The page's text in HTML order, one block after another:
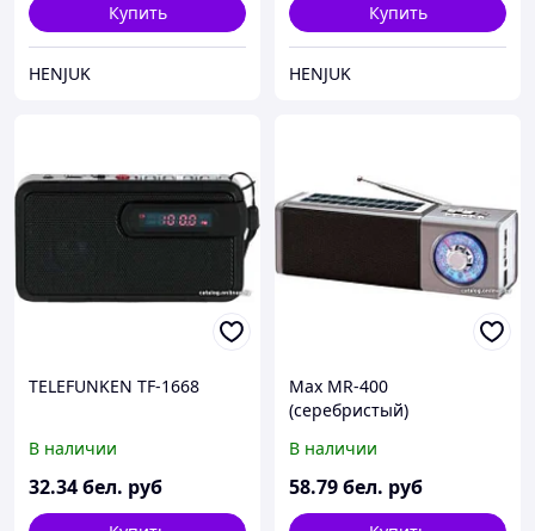
Купить
HENJUK
Купить
HENJUK
TELEFUNKEN TF-1668
В наличии
32.34бел. руб
Max MR-400
(серебристый)
В наличии
58.79бел. руб